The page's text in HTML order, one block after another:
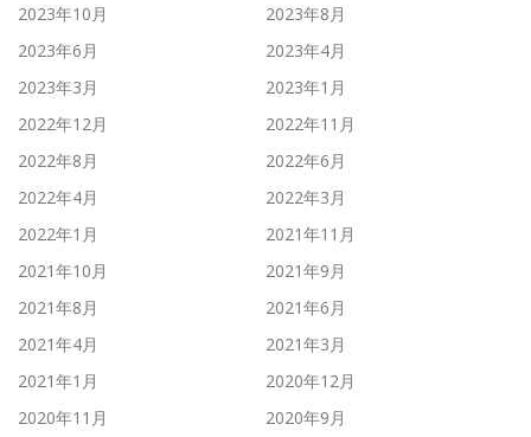
2023年10月
2023年8月
2023年6月
2023年4月
2023年3月
2023年1月
2022年12月
2022年11月
2022年8月
2022年6月
2022年4月
2022年3月
2022年1月
2021年11月
2021年10月
2021年9月
2021年8月
2021年6月
2021年4月
2021年3月
2021年1月
2020年12月
2020年11月
2020年9月